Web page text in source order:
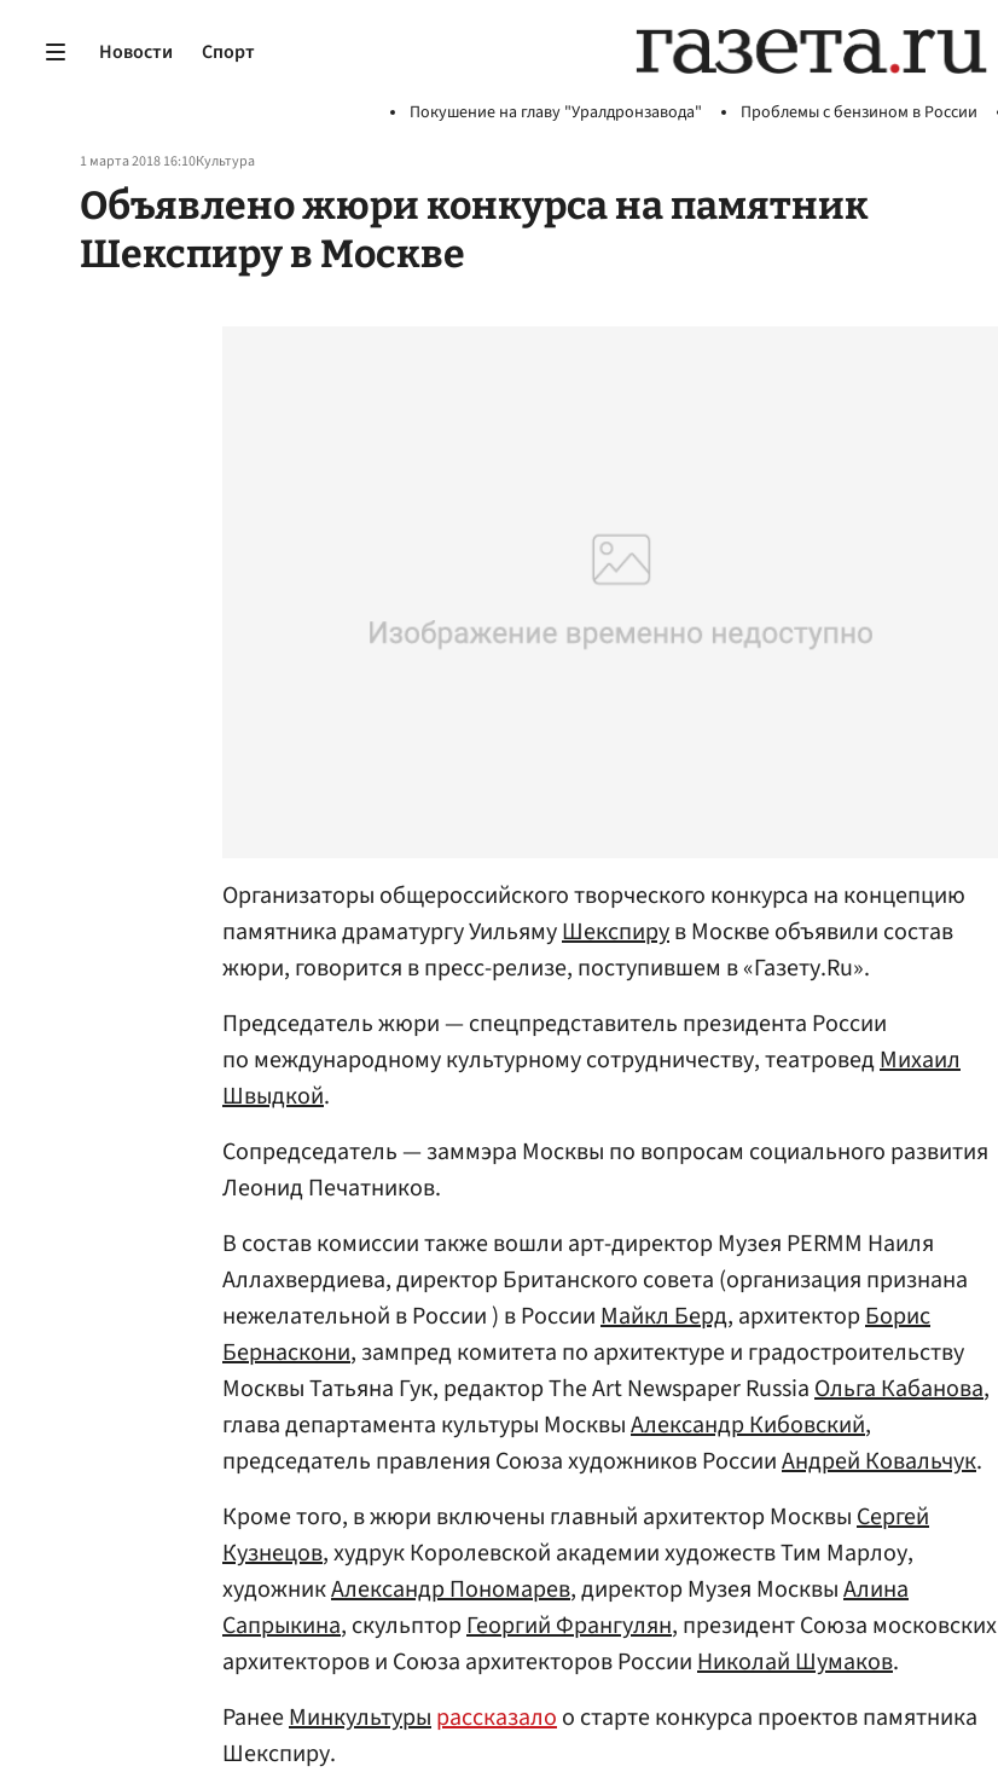
Новости Спорт
Покушение на главу "Уралдронзавода" Проблемы с бензином в России
1 марта 2018 16:10Культура
Объявлено жюри конкурса на памятник
Шекспиру в Москве
Организаторы общероссийского творческого конкурса на концепцию
памятника драматургу УильямуШекспирув Москве объявили состав
жюри, говорится в пресс-релизе, поступившем в «Газету.Ru».
Председатель жюри — спецпредставитель президента России
по международному культурному сотрудничеству, театроведМихаил
Швыдкой.
Сопредседатель — заммэра Москвы по вопросам социального развития
Леонид Печатников.
В состав комиссии также вошли арт-директор Музея PERMM Наиля
Аллахвердиева, директор Британского совета (организация признана
нежелательной в России ) в РоссииМайкл Берд, архитекторБорис
Бернаскони, зампред комитета по архитектуре и градостроительству
Москвы Татьяна Гук, редактор The Art Newspaper RussiaОльга Кабанова,
глава департамента культуры МосквыАлександр Кибовский,
председатель правления Союза художников РоссииАндрей Ковальчук.
Кроме того, в жюри включены главный архитектор МосквыСергей
Кузнецов, худрук Королевской академии художеств Тим Марлоу,
художникАлександр Пономарев, директор Музея МосквыАлина
Сапрыкина, скульпторГеоргий Франгулян, президент Союза московских
архитекторов и Союза архитекторов РоссииНиколай Шумаков.
РанееМинкультурырассказалоо старте конкурса проектов памятника
Шекспиру.